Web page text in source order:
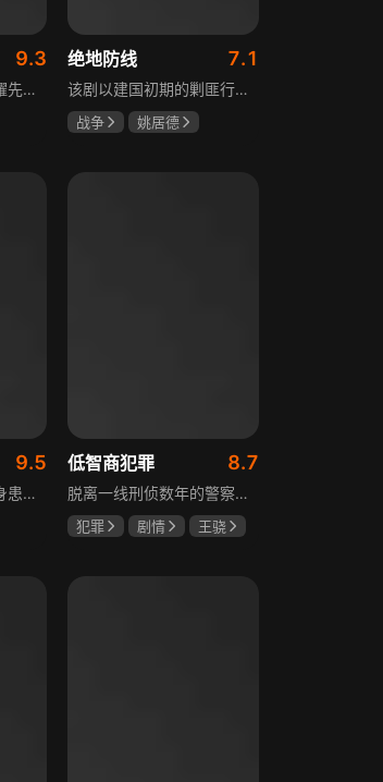
9.3
重庆军统王牌特工郑耀先实为潜伏的中共特工“风筝”，上线牺牲后他与组织失联，解放后化名周志乾继续提供情报。身份证实后他仍协助破获特务案，三十年情报生涯中他遭敌人追杀、妻离子散，为国家牺牲是他的人生价值。
绝地防线 7.1
该剧以建国初期的剿匪行动为背景，讲述中国人民解放军西线小分队追击黑山寺国民党残部的故事。小分队在执行任务过程中，严格遵照上级指示，既要完成军事目标，又全力保护沿途百姓的生命财产安全，同时对残部人员采取劝降与救治相结合的策略。最终，小分队成功控制了区域内的疫情，救出了愿意投诚的士兵，圆满完成了剿匪解救任务，展现了解放军的优良作风与使命担当。
战争
姚居德
9.5
现代网文作家夏小树身患绝症，临终前未能完成最后一部长篇小说，带着遗憾离世，却意外穿越进自己笔下的世界，成为书中的明月公主。夏小树步步为营，一次次改写危机。当夏小树耗尽预知，失去剧本掌控，她和萧景琰的命运急转直下。萧景琰被逼另娶他人，两人被迫私奔，却在曙光初现时遭遇追兵——夏小树中箭身亡，萧景琰抱着她痛不欲生。十年后，登基为帝的萧景琰在上元灯会上，遇见一个提着兔子灯的姑娘，与当年的明月一模一样……
低智商犯罪 8.7
脱离一线刑侦数年的警察张一昂，因省厅匿名举报信被派往三江口调查。他刚到就遇刑警队长被害，洗清嫌疑时意外抓获连环杀人案凶手，迅速建立声望。张一昂锁定当地富商周荣团伙，蠢贼间勾心斗角的蝴蝶效应助警方屡建奇功，最终查明同僚遇害真相，让真凶落网。剧集以喜剧风格展现刑侦故事，充满黑色幽默。
犯罪 剧情
王骁